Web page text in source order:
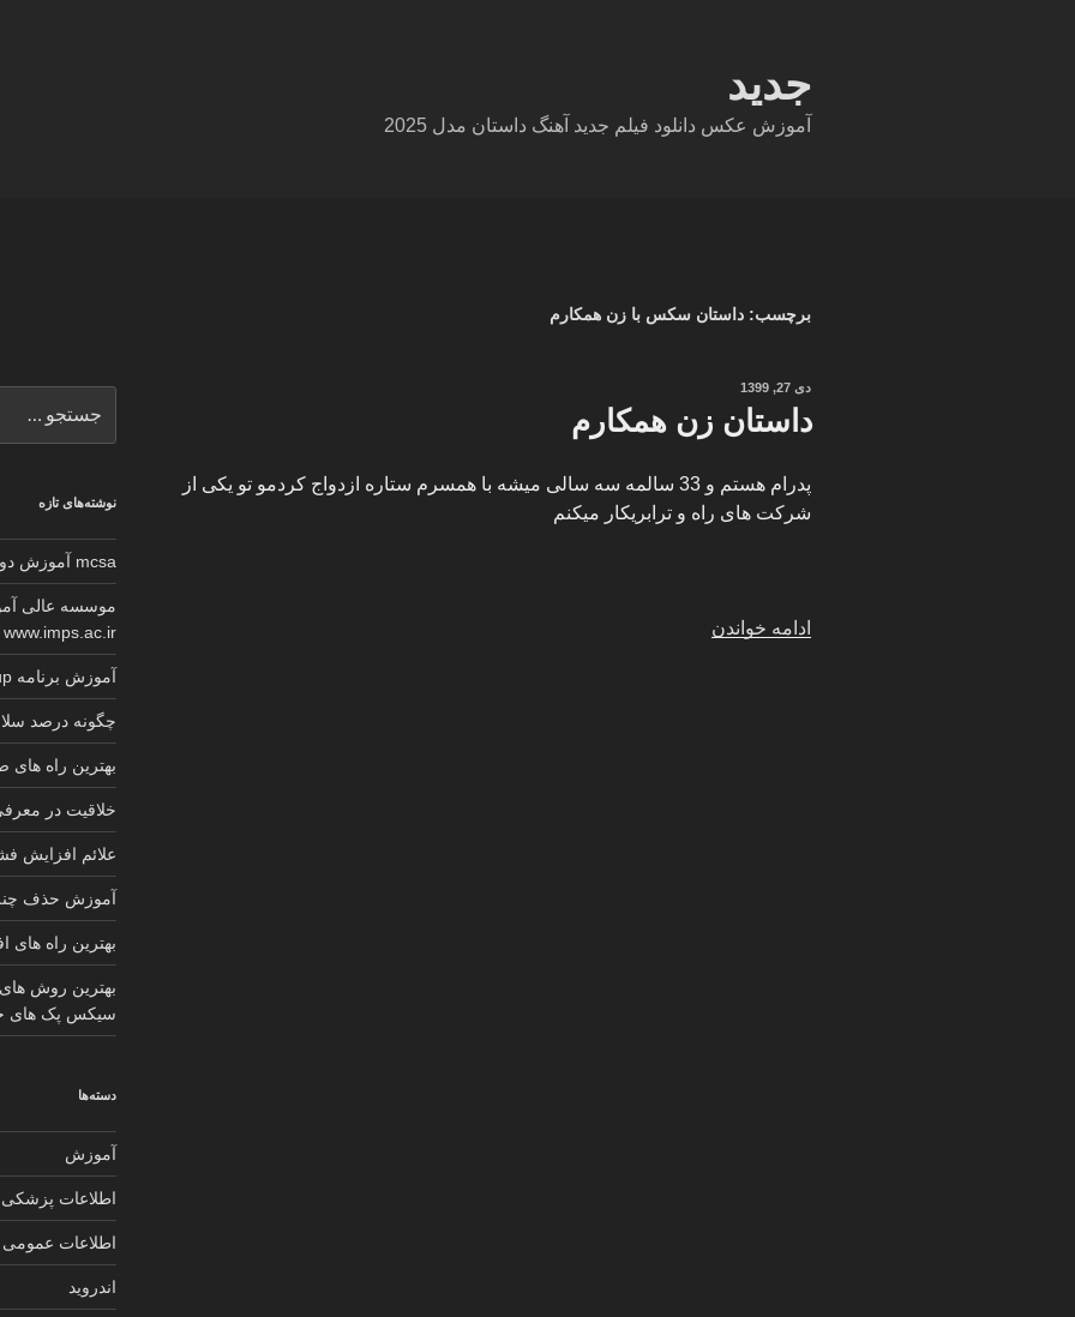
جدید
آموزش عکس دانلود فیلم جدید آهنگ داستان مدل 2025
برچسب: داستان سکس با زن همکارم
نوشته‌شده
دی 27, 1399
داستان زن همکارم
پدرام هستم و 33 سالمه سه سالی میشه با همسرم ستاره ازدواج کردمو تو یکی از
شرکت های راه و ترابریکار میکنم
ادامه خواندن
برای
نوشته‌های تازه
mcsa آموزش دوره کامل گواهینامه معتبر مایکروسافت
موسسه عالی
www.imps.ac.ir
آموزش برنامه sketchup کابینت 2025
چگونه درصد
بهترین راه
خلاقیت در
علائم افزایش
آموزش حذف
بهترین راه های
بهترین روش
سیکس پک های
دسته‌ها
آموزش
اطلاعات پزشکی
اطلاعات عمومی
اندروید